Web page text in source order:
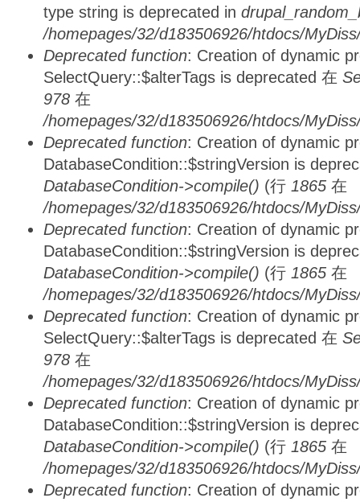
type string is deprecated in
/homepages/32/d183506926/htdocs/
Deprecated function: Creation of dynamic
SelectQuery::$alterTags is deprecated 在
978 在
/homepages/32/d183506926/htdocs/
Deprecated function: Creation of dynamic
DatabaseCondition::$stringVersion is
DatabaseCondition->compile() (行 1865 在
/homepages/32/d183506926/htdocs/
Deprecated function: Creation of dynamic
DatabaseCondition::$stringVersion is
DatabaseCondition->compile() (行 1865 在
/homepages/32/d183506926/htdocs/
Deprecated function: Creation of dynamic
SelectQuery::$alterTags is deprecated 在
978 在
/homepages/32/d183506926/htdocs/
Deprecated function: Creation of dynamic
DatabaseCondition::$stringVersion is
DatabaseCondition->compile() (行 1865 在
/homepages/32/d183506926/htdocs/
Deprecated function: Creation of dynamic